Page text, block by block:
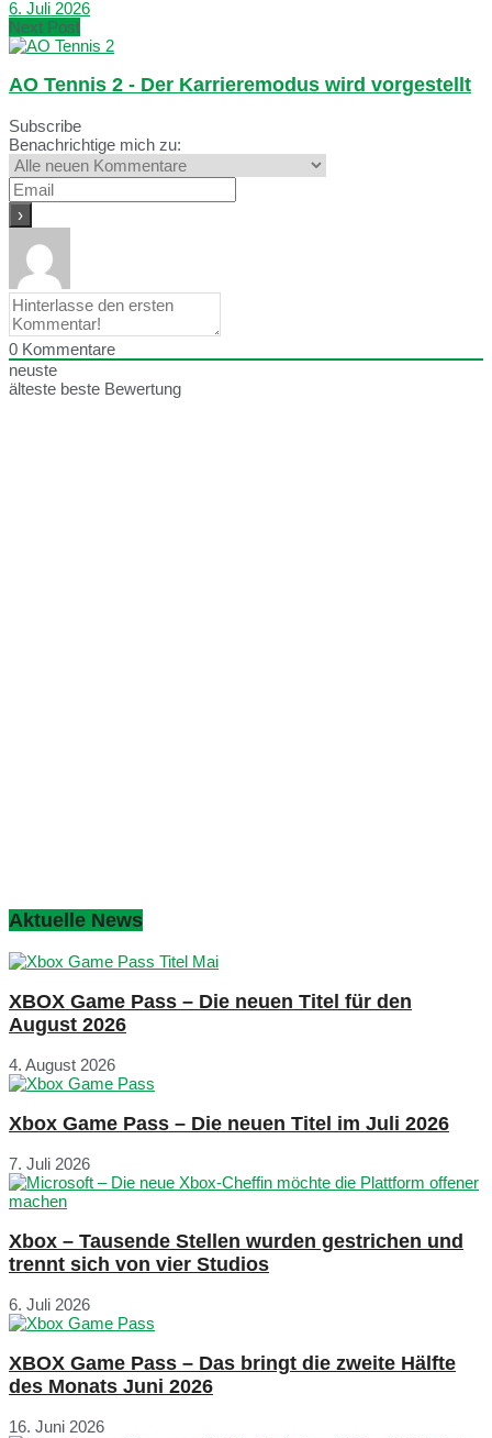
6. Juli 2026
Next Post
AO Tennis 2 - Der Karrieremodus wird vorgestellt
Subscribe
Benachrichtige mich zu:
0 Kommentare
neuste
älteste beste Bewertung
Aktuelle News
XBOX Game Pass – Die neuen Titel für den
August 2026
4. August 2026
Xbox Game Pass – Die neuen Titel im Juli 2026
7. Juli 2026
Xbox – Tausende Stellen wurden gestrichen und
trennt sich von vier Studios
6. Juli 2026
XBOX Game Pass – Das bringt die zweite Hälfte
des Monats Juni 2026
16. Juni 2026